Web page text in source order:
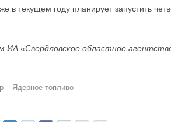
текущем году планирует запустить
ИА «Свердловское областное
Ядерное топливо